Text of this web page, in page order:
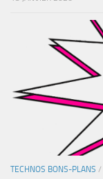
TECHNOS BONS-PLANS /